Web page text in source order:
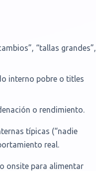
“tallas grandes”,
interno pobre o titles
o rendimiento.
típicas (“nadie
real.
onsite para alimentar